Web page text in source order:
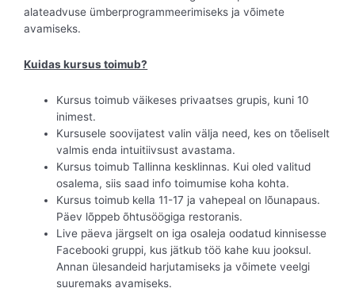
alateadvuse ümberprogrammeerimiseks ja võimete
avamiseks.
Kuidas kursus toimub?
Kursus toimub väikeses privaatses grupis, kuni 10
inimest.
Kursusele soovijatest valin välja need, kes on tõeliselt
valmis enda intuitiivsust avastama.
Kursus toimub Tallinna kesklinnas. Kui oled valitud
osalema, siis saad info toimumise koha kohta.
Kursus toimub kella 11-17 ja vahepeal on lõunapaus.
Päev lõppeb õhtusöögiga restoranis.
Live päeva järgselt on iga osaleja oodatud kinnisesse
Facebooki gruppi, kus jätkub töö kahe kuu jooksul.
Annan ülesandeid harjutamiseks ja võimete veelgi
suuremaks avamiseks.